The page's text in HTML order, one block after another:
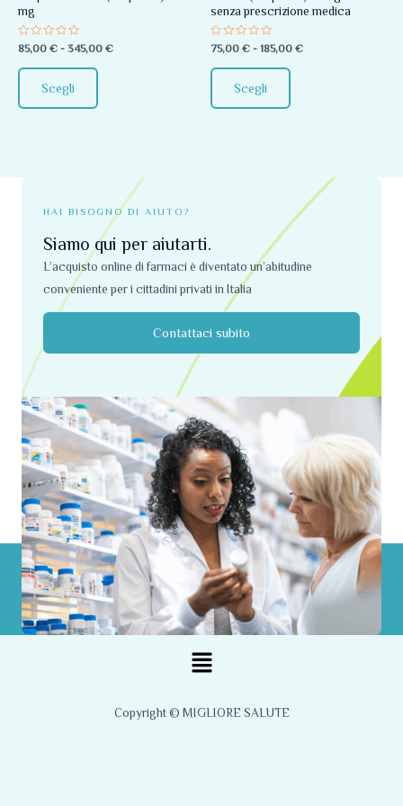
mg
Valutato
0
su
5
85,00 € - 345,00 €
Scegli
scelte
del
senza prescrizione medica
Valutato
0
su
5
75,00 € - 185,00 €
Scegli
essere
scelte
del
HAI BISOGNO DI AIUTO?
Siamo qui per aiutarti.
L’acquisto online di farmaci è diventato un’abitudine
conveniente per i cittadini privati ​​in Italia
Contattaci subito
Menu
Copyright © MIGLIORE SALUTE